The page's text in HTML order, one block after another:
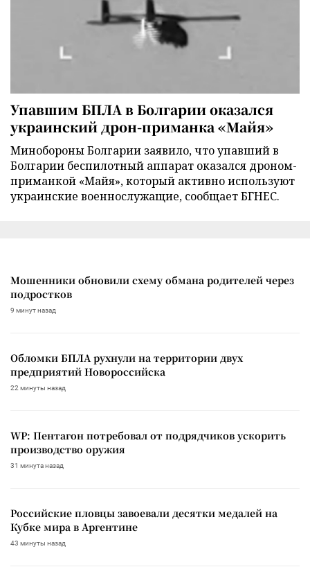
Упавшим БПЛА в Болгарии оказался
украинский дрон-приманка «Майя»
Минобороны Болгарии заявило, что упавший в
Болгарии беспилотный аппарат оказался дроном-
приманкой «Майя», который активно используют
украинские военнослужащие, сообщает БГНЕС.
Мошенники обновили схему обмана родителей через
подростков
9 минут назад
Обломки БПЛА рухнули на территории двух
предприятий Новороссийска
22 минуты назад
WP: Пентагон потребовал от подрядчиков ускорить
производство оружия
31 минута назад
Российские пловцы завоевали десятки медалей на
Кубке мира в Аргентине
43 минуты назад